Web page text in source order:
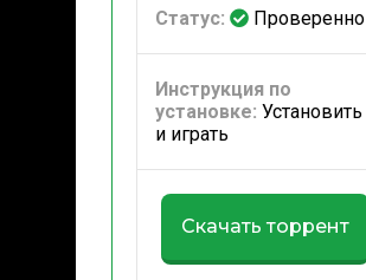
Статус: Проверенно
Инструкция по
установке: Установить
и играть
Скачать торрент